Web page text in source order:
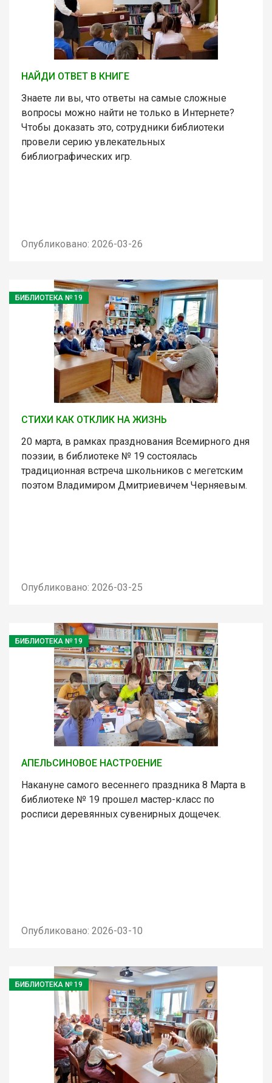
НАЙДИ ОТВЕТ В КНИГЕ
Знаете ли вы, что ответы на самые сложные
вопросы можно найти не только в Интернете?
Чтобы доказать это, сотрудники библиотеки
провели серию увлекательных
библиографических игр.
Опубликовано: 2026-03-26
БИБЛИОТЕКА № 19
СТИХИ КАК ОТКЛИК НА ЖИЗНЬ
20 марта, в рамках празднования Всемирного дня
поэзии, в библиотеке № 19 состоялась
традиционная встреча школьников с мегетским
поэтом Владимиром Дмитриевичем Черняевым.
Опубликовано: 2026-03-25
БИБЛИОТЕКА № 19
АПЕЛЬСИНОВОЕ НАСТРОЕНИЕ
Накануне самого весеннего праздника 8 Марта в
библиотеке № 19 прошел мастер-класс по
росписи деревянных сувенирных дощечек.
Опубликовано: 2026-03-10
БИБЛИОТЕКА № 19